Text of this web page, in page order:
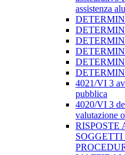
assistenza
4021/VI 3
pubblica
4020/VI 3
valutazione
RISPOSTE